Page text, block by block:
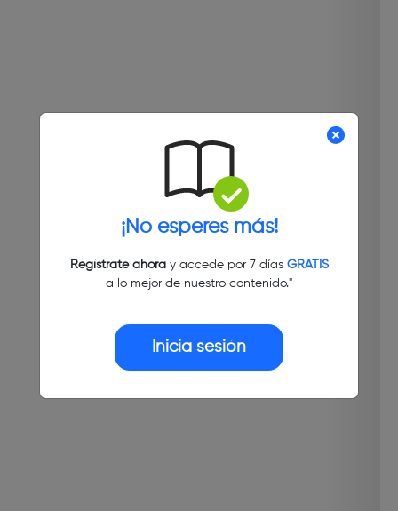
¡No esperes más!
Regístrate ahoray accede por 7 días GRATIS
a lo mejor de nuestro contenido."
Inicia sesión